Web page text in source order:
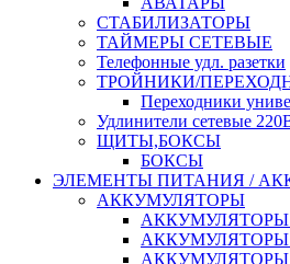
СТАБИЛИЗАТОРЫ
ТАЙМЕРЫ СЕТЕВЫЕ
Телефонные удл. разетки
ТРОЙНИКИ/
Переходники
Удлинители сетевые
ЩИТЫ,БОКСЫ
БОКСЫ
ЭЛЕМЕНТЫ ПИТАНИЯ /
АККУМУЛЯТОРЫ
АККУМУЛЯТОРЫ
АККУМУЛЯТОРЫ
АККУМУЛЯТОРЫ